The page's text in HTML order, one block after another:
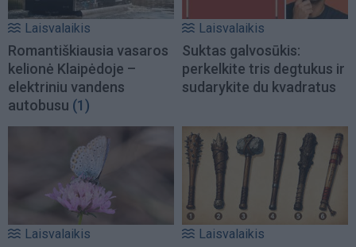
Laisvalaikis
Romantiškiausia vasaros
kelionė Klaipėdoje –
elektriniu vandens
autobusu (1)
Laisvalaikis
Suktas galvosūkis:
perkelkite tris degtukus ir
sudarykite du kvadratus
Laisvalaikis Laisvalaikis